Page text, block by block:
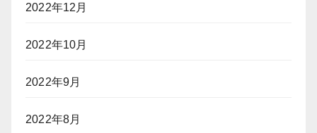
2022年12月
2022年10月
2022年9月
2022年8月